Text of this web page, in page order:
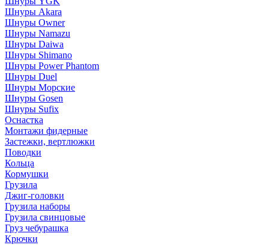
Шнуры Akara
Шнуры Owner
Шнуры Namazu
Шнуры Daiwa
Шнуры Shimano
Шнуры Power Phantom
Шнуры Duel
Шнуры Морские
Шнуры Gosen
Шнуры Sufix
Оснастка
Монтажи фидерные
Застежки, вертлюжки
Поводки
Кольца
Кормушки
Грузила
Джиг-головки
Грузила наборы
Грузила свинцовые
Груз чебурашка
Крючки